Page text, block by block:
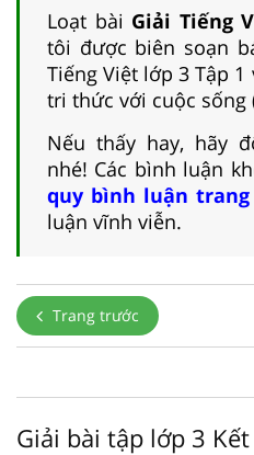
Loạt bài Giải Tiếng
tôi được biên soạn
Tiếng Việt lớp 3 Tập 1
tri thức với cuộc sống
Nếu thấy hay, hãy
nhé! Các bình luận
quy bình luận trang
luận vĩnh viễn.
Trang trước
Giải bài tập lớp 3